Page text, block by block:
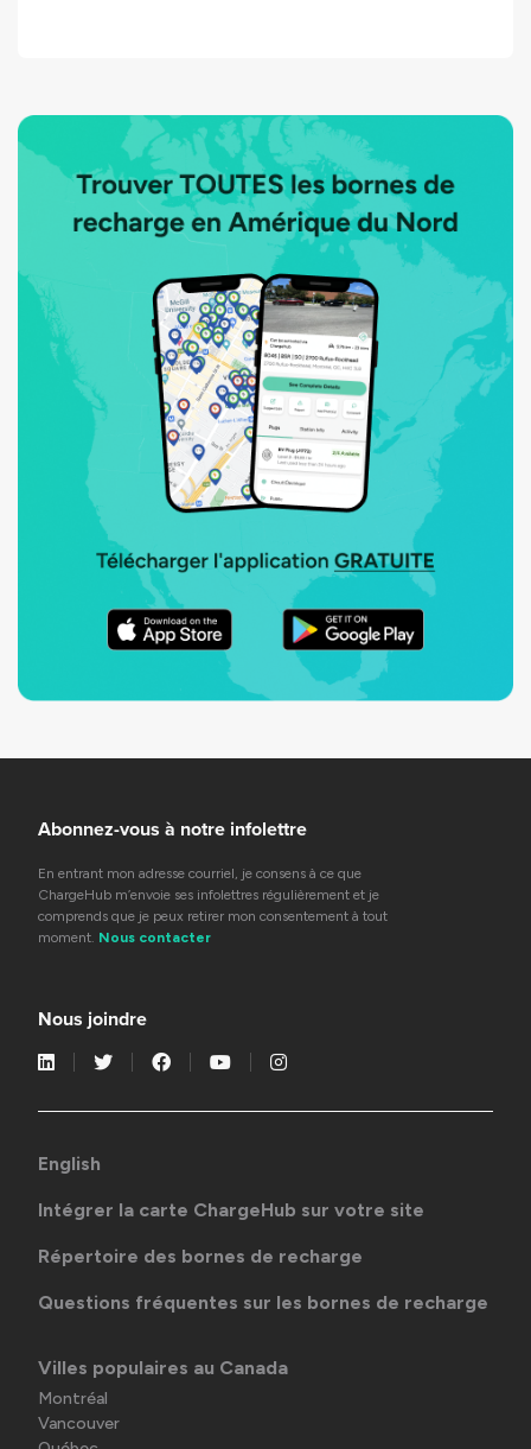
Abonnez-vous à notre infolettre
En entrant mon adresse courriel, je consens à ce que
ChargeHub m’envoie ses infolettres régulièrement et je
comprends que je peux retirer mon consentement à tout
moment. Nous contacter
Nous joindre
English
Intégrer la carte ChargeHub sur votre site
Répertoire des bornes de recharge
Questions fréquentes sur les bornes de recharge
Villes populaires au Canada
Montréal
Vancouver